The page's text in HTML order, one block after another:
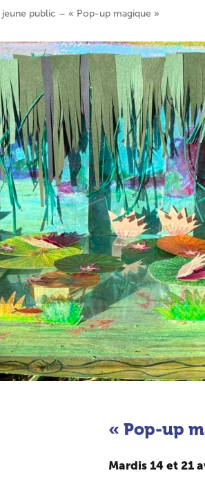
jeune public – « Pop-up magique »
« Pop-up
Mardis 14 et 21